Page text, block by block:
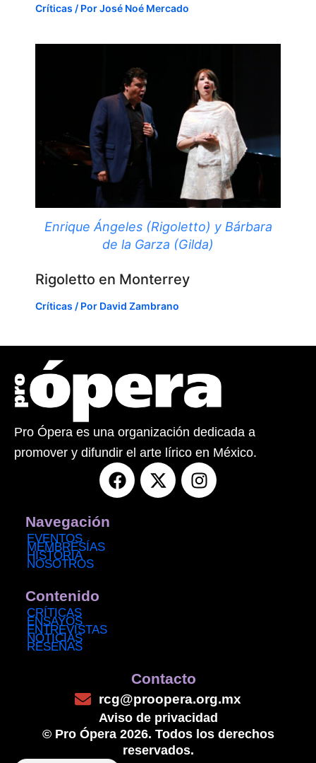
Críticas / PorJosé Noé Mercado
Enrique Ángeles (Rigoletto) y Bárbara
de la Garza (Gilda)
Rigoletto en Monterrey
Críticas / Por David Zambrano
Pro Ópera es una organización dedicada a
promover y difundir el arte lírico en México.
F
a
X
-
I
n
Navegación
EVENTOS
MEMBRESÍAS
HISTORIA
NOSOTROS
Contenido
CRÍTICAS
ENSAYOS
ENTREVISTAS
NOTICIAS
RESEÑAS
Contacto
rcg@proopera.org.mx
Aviso de privacidad
© Pro Ópera 2026. Todos los derechos
reservados.